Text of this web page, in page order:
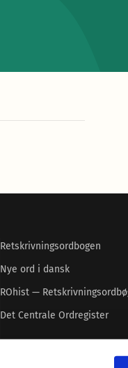
Retskrivningsordbogen
Nye ord i dansk
ROhist —
Det Centrale Ordregister